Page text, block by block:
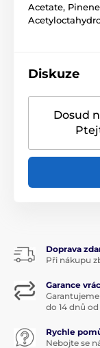
Základ:
Produkt je
Acetate,
Diskuze
Dosud
Doprava
Při nákupu
Garance
do 14 dnů
Rychle
Nebojte se